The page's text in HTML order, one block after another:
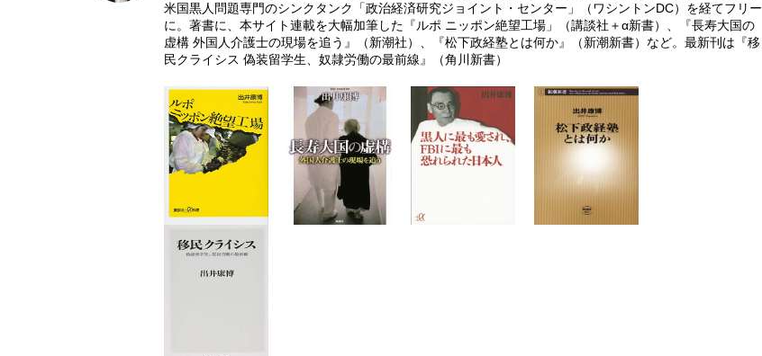
米国黒人問題専門のシンクタンク「政治経済研究ジョイント・センター」（ワシントンDC）を経てフリー
に。著書に、本サイト連載を大幅加筆した『ルポ ニッポン絶望工場」（講談社＋α新書）、『長寿大国の
虚構 外国人介護士の現場を追う』（新潮社）、『松下政経塾とは何か』（新潮新書）など。最新刊は『移
民クライシス 偽装留学生、奴隷労働の最前線』（角川新書）